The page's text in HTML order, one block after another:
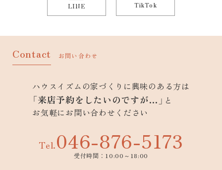
LINE TikTok
Contact お問い合わせ
ハウスイズムの家づくりに興味のある方は
「来店予約をしたいのですが…」 と
お気軽にお問い合わせください
Tel.046-876-5173
受付時間：10:00～18:00